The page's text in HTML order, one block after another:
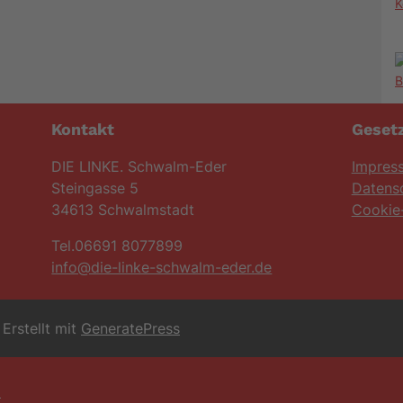
Kontakt
DIE LINKE. Schwalm-Eder
Steingasse 5
34613 Schwalmstadt
Tel.06691 8077899
info@die-linke-schwalm-eder.de
Erstellt mit GeneratePress